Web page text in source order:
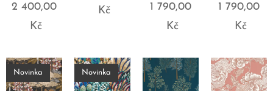
2 400,00
Kč
Kč
1 790,00
Kč
1 790,00
Kč
Novinka Novinka